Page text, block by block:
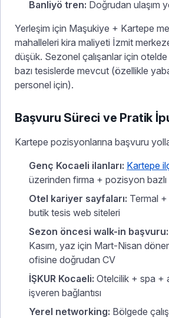
Banliyö tren: Doğrudan ulaşım
Yerleşim için Maşukiye + Kartepe
mahalleleri kira maliyeti İzmit
düşük. Sezonel çalışanlar için
bazı tesislerde mevcut (özellikle
personel için).
Başvuru Süreci ve Pratik
Kartepe pozisyonlarına başvuru
Genç Kocaeli ilanları: Kartepe
üzerinden firma + pozisyon bazlı
Otel kariyer sayfaları: Termal
butik tesis web siteleri
Sezon öncesi walk-in başvuru:
Kasım, yaz için Mart-Nisan
ofisine doğrudan CV
İŞKUR Kocaeli: Otelcilik + spa +
işveren bağlantısı
Yerel networking: Bölgede